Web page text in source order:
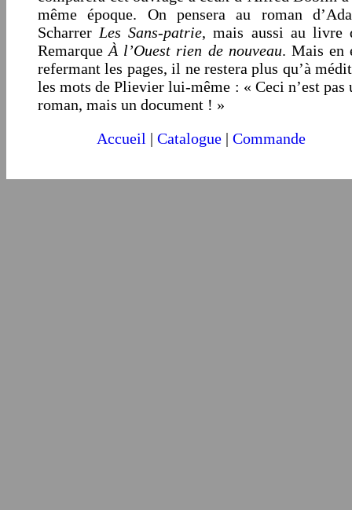
même époque. On pensera au roman
Scharrer Les Sans-patrie, mais aussi au livre
RemarqueÀ l’Ouest rien de nouveau. Mais en
refermant les pages, il ne restera plus qu’à
les mots de Plievier lui-même : « Ceci n’est pas
roman, mais un document ! »
Accueil | Catalogue | Commande